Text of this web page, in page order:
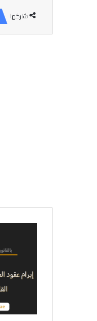
شاركها
وحالات
انتهائها
في